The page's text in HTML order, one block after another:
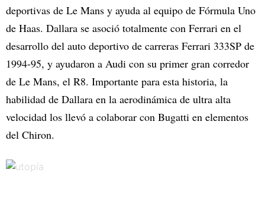
deportivas de Le Mans y ayuda al equipo de Fórmula Uno
de Haas. Dallara se asoció totalmente con Ferrari en el
desarrollo del auto deportivo de carreras Ferrari 333SP de
1994-95, y ayudaron a Audi con su primer gran corredor
de Le Mans, el R8. Importante para esta historia, la
habilidad de Dallara en la aerodinámica de ultra alta
velocidad los llevó a colaborar con Bugatti en elementos
del Chiron.